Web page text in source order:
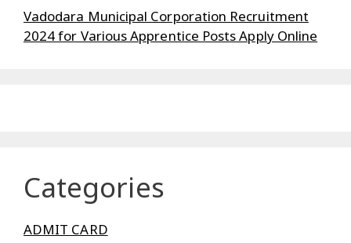
Vadodara Municipal Corporation Recruitment
2024 for Various Apprentice Posts Apply Online
Categories
ADMIT CARD